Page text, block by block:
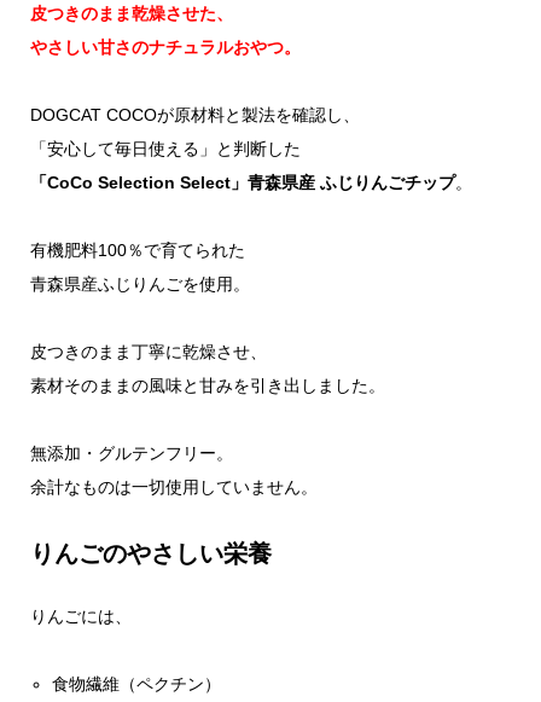
皮つきのまま乾燥させた、
やさしい甘さのナチュラルおやつ。
DOGCAT COCOが原材料と製法を確認し、
「安心して毎日使える」と判断した
「CoCo Selection Select」青森県産 ふじりんごチップ。
有機肥料100％で育てられた
青森県産ふじりんごを使用。
皮つきのまま丁寧に乾燥させ、
素材そのままの風味と甘みを引き出しました。
無添加・グルテンフリー。
余計なものは一切使用していません。
りんごのやさしい栄養
りんごには、
食物繊維（ペクチン）